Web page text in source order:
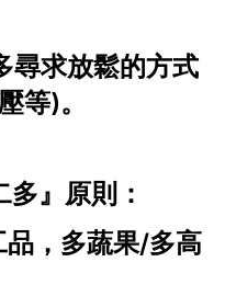
尋求放鬆的方式
等)。
』原則：
，多蔬果/多高